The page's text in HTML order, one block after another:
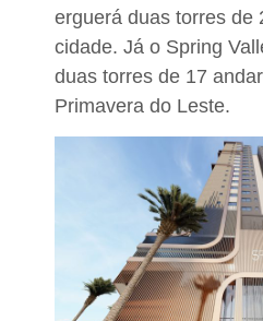
erguerá duas torres de
cidade. Já o Spring
duas torres de 17
Primavera do Leste.